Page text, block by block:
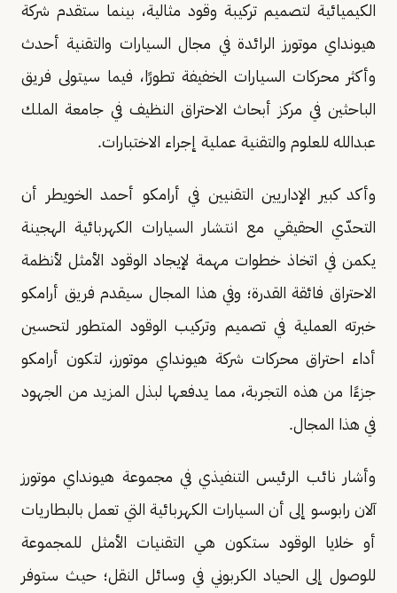
الكيميائية لتصميم تركيبة وقود مثالية، بينما ستقدم شركة
هيونداي موتورز الرائدة في مجال السيارات والتقنية أحدث
وأكثر محركات السيارات الخفيفة تطورًا، فيما سيتولى فريق
الباحثين في مركز أبحاث الاحتراق النظيف في جامعة الملك
عبدالله للعلوم والتقنية عملية إجراء الاختبارات.
وأكد كبير الإداريين التقنيين في أرامكو أحمد الخويطر أن
التحدّي الحقيقي مع انتشار السيارات الكهربائية الهجينة
يكمن في اتخاذ خطوات مهمة لإيجاد الوقود الأمثل لأنظمة
الاحتراق فائقة القدرة؛ وفي هذا المجال سيقدم فريق أرامكو
خبرته العملية في تصميم وتركيب الوقود المتطور لتحسين
أداء احتراق محركات شركة هيونداي موتورز، لتكون أرامكو
جزءًا من هذه التجربة، مما يدفعها لبذل المزيد من الجهود
في هذا المجال.
وأشار نائب الرئيس التنفيذي في مجموعة هيونداي موتورز
آلان رابوسو إلى أن السيارات الكهربائية التي تعمل بالبطاريات
أو خلايا الوقود ستكون هي التقنيات الأمثل للمجموعة
للوصول إلى الحياد الكربوني في وسائل النقل؛ حيث ستوفر